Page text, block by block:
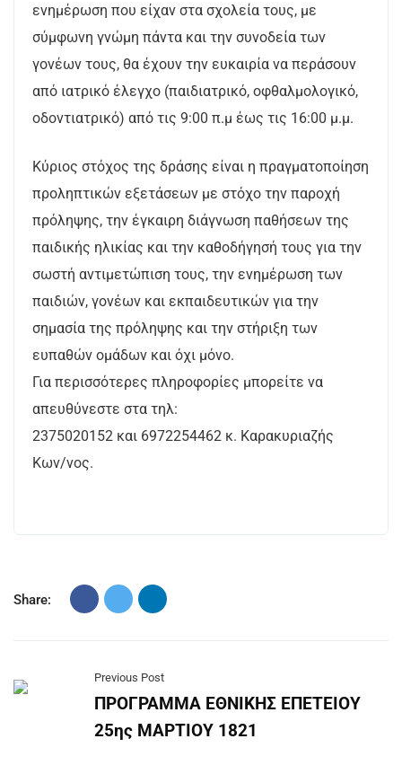
ενημέρωση που είχαν στα σχολεία τους, με
σύμφωνη γνώμη πάντα και την συνοδεία των
γονέων τους, θα έχουν την ευκαιρία να περάσουν
από ιατρικό έλεγχο (παιδιατρικό, οφθαλμολογικό,
οδοντιατρικό) από τις 9:00 π.μ έως τις 16:00 μ.μ.
Κύριος στόχος της δράσης είναι η πραγματοποίηση
προληπτικών εξετάσεων με στόχο την παροχή
πρόληψης, την έγκαιρη διάγνωση παθήσεων της
παιδικής ηλικίας και την καθοδήγησή τους για την
σωστή αντιμετώπιση τους, την ενημέρωση των
παιδιών, γονέων και εκπαιδευτικών για την
σημασία της πρόληψης και την στήριξη των
ευπαθών ομάδων και όχι μόνο.
Για περισσότερες πληροφορίες μπορείτε να
απευθύνεστε στα τηλ:
2375020152 και 6972254462 κ. Καρακυριαζής
Κων/νος.
Share:
Previous Post
ΠΡΟΓΡΑΜΜΑ ΕΘΝΙΚΗΣ ΕΠΕΤΕΙΟΥ
25ης ΜΑΡΤΙΟΥ 1821